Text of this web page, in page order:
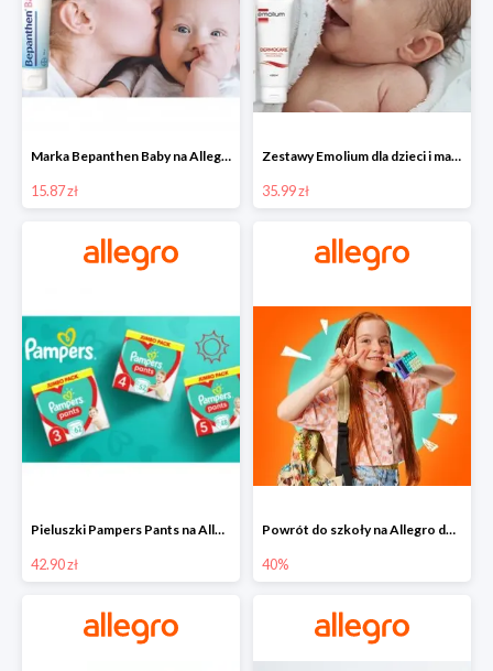
Marka Bepanthen Baby na Allegro od 15,87 zł!
15.87 zł
Zestawy Emolium dla dzieci i mam na Allegro od 35,99 zł
35.99 zł
Pieluszki Pampers Pants na Allegro od 42,90 zł
42.90 zł
Powrót do szkoły na Allegro do -40%
40%